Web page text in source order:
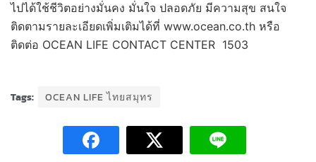
ไปได้ใช้ชีวิตอย่างมั่นคง มั่นใจ ปลอดภัย มีความสุข สนใจ
ติดตามรายละเอียดเพิ่มเติมได้ที่ www.ocean.co.th หรือ
ติดต่อ OCEAN LIFE CONTACT CENTER 1503
Tags: OCEAN LIFE ไทยสมุทร